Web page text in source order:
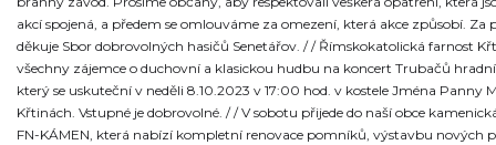
akcí spojená, a předem se omlouváme za omezení, která akce způsobí. Za
děkuje Sbor dobrovolných hasičů Senetářov. / / Římskokatolická farnost
všechny zájemce o duchovní a klasickou hudbu na koncert Trubačů
který se uskuteční v neděli 8.10.2023 v 17:00 hod. v kostele Jména Panny
Křtinách. Vstupné je dobrovolné. / / V sobotu přijede do naší obce
FN-KÁMEN, která nabízí kompletní renovace pomníků, výstavbu nových